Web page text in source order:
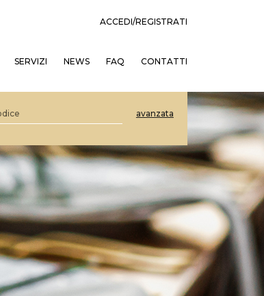
ACCEDI/REGISTRATI
SERVIZI NEWS FAQ CONTATTI
avanzata